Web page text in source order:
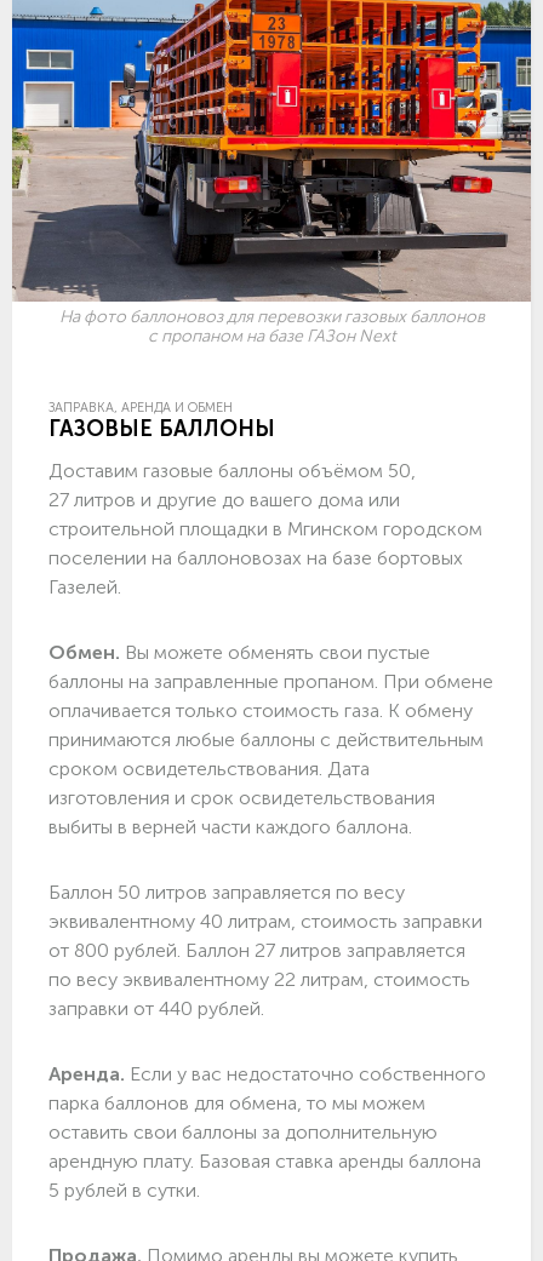
На фото баллоновоз для перевозки газовых баллонов
с пропаном на базе ГАЗон Next
ЗАПРАВКА, АРЕНДА И ОБМЕН
ГАЗОВЫЕ БАЛЛОНЫ
Доставим газовые баллоны объёмом 50,
27 литров и другие до вашего дома или
строительной площадки в Мгинском городском
поселении на баллоновозах на базе бортовых
Газелей.
Обмен. Вы можете обменять свои пустые
баллоны на заправленные пропаном. При обмене
оплачивается только стоимость газа. К обмену
принимаются любые баллоны с действительным
сроком освидетельствования. Дата
изготовления и срок освидетельствования
выбиты в верней части каждого баллона.
Баллон 50 литров заправляется по весу
эквивалентному 40 литрам, стоимость заправки
от 800 рублей. Баллон 27 литров заправляется
по весу эквивалентному 22 литрам, стоимость
заправки от 440 рублей.
Аренда. Если у вас недостаточно собственного
парка баллонов для обмена, то мы можем
оставить свои баллоны за дополнительную
арендную плату. Базовая ставка аренды баллона
5 рублей в сутки.
Продажа. Помимо аренды вы можете купить